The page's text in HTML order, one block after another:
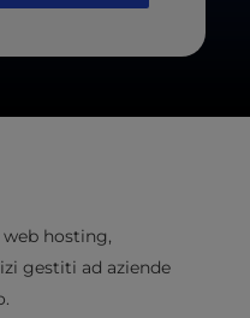
hosting,
gestiti ad aziende